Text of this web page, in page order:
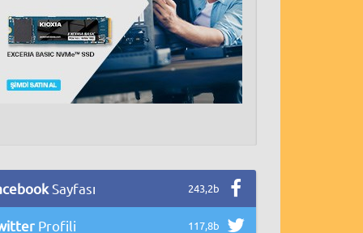
Sayfası 243,2b
Profili 117,8b